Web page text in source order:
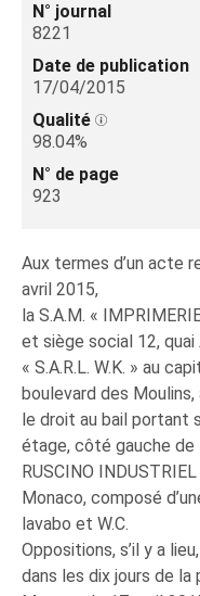
N° journal
8221
Date de publication
17/04/2015
Qualité
98.04%
N° de page
923
Aux termes d’un acte
avril 2015,
la S.A.M. «
et siège social 12,
« S.A.R.L. W.K. » au
boulevard des
le droit au bail portant
étage, côté gauche de
RUSCINO
Monaco, composé
lavabo et W.C.
Oppositions, s’il y a
dans les dix jours de la